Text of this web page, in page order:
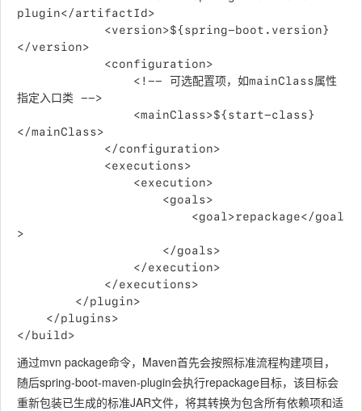
plugin</artifactId>
</version>
指定入口类 -->
</mainClass>
>
通过mvn package命令，Maven首先会按照标准流程构建项目，
随后spring-boot-maven-plugin会执行repackage目标，该目标会
重新包装已生成的标准JAR文件，将其转换为包含所有依赖项和适